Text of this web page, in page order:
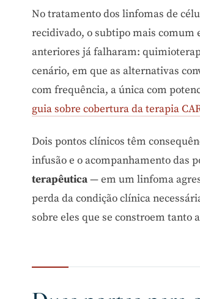
No tratamento dos linfomas de
recidivado, o subtipo mais comum
anteriores já falharam:
cenário, em que as alternativas
com frequência, a única com
guia sobre cobertura da terapia
Dois pontos clínicos têm
infusão e o acompanhamento das
terapêutica— em um linfoma
perda da condição clínica
sobre eles que se constroem tanto